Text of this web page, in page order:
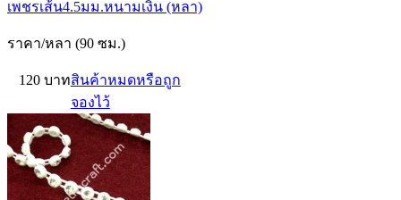
เพชรเส้น4.5มม.หนามเงิน (หลา)
ราคา/หลา (90 ซม.)
120 บาทสินค้าหมดหรือถูก
จองไว้